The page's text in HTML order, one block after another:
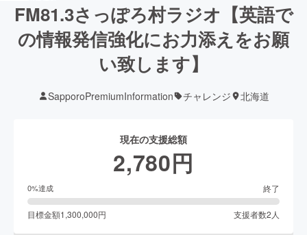
FM81.3さっぽろ村ラジオ【英語で
の情報発信強化にお力添えをお願
い致します】
SapporoPremiumInformation チャレンジ 北海道
現在の支援総額
2,780円
0%達成 終了
目標金額1,300,000円 支援者数2 人